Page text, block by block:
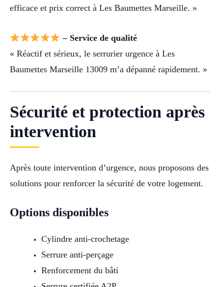
efficace et prix correct à Les Baumettes Marseille. »
– Service de qualité
« Réactif et sérieux, le serrurier urgence à Les
Baumettes Marseille 13009 m’a dépanné rapidement. »
Sécurité et protection après
intervention
Après toute intervention d’urgence, nous proposons des
solutions pour renforcer la sécurité de votre logement.
Options disponibles
Cylindre anti-crochetage
Serrure anti-perçage
Renforcement du bâti